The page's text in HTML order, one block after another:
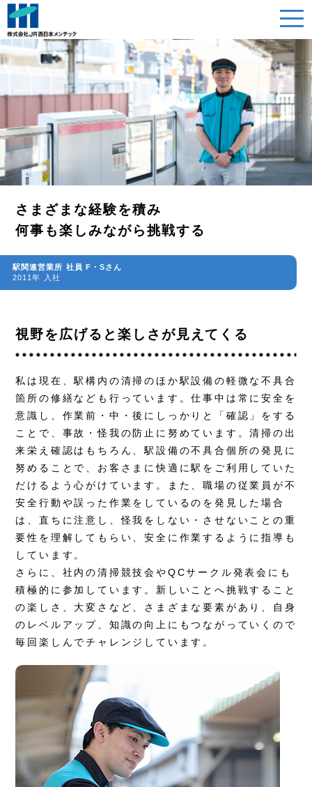
さまざまな経験を積み
何事も楽しみながら挑戦する
駅関連営業所 社員 F・Sさん
2011年 入社
視野を広げると楽しさが見えてくる
私は現在、駅構内の清掃のほか駅設備の軽微な不具合
箇所の修繕なども行っています。仕事中は常に安全を
意識し、作業前・中・後にしっかりと「確認」をする
ことで、事故・怪我の防止に努めています。清掃の出
来栄え確認はもちろん、駅設備の不具合個所の発見に
努めることで、お客さまに快適に駅をご利用していた
だけるよう心がけています。また、職場の従業員が不
安全行動や誤った作業をしているのを発見した場合
は、直ちに注意し、怪我をしない・させないことの重
要性を理解してもらい、安全に作業するように指導も
しています。
さらに、社内の清掃競技会やQCサークル発表会にも
積極的に参加しています。新しいことへ挑戦すること
の楽しさ、大変さなど、さまざまな要素があり、自身
のレベルアップ、知識の向上にもつながっていくので
毎回楽しんでチャレンジしています。